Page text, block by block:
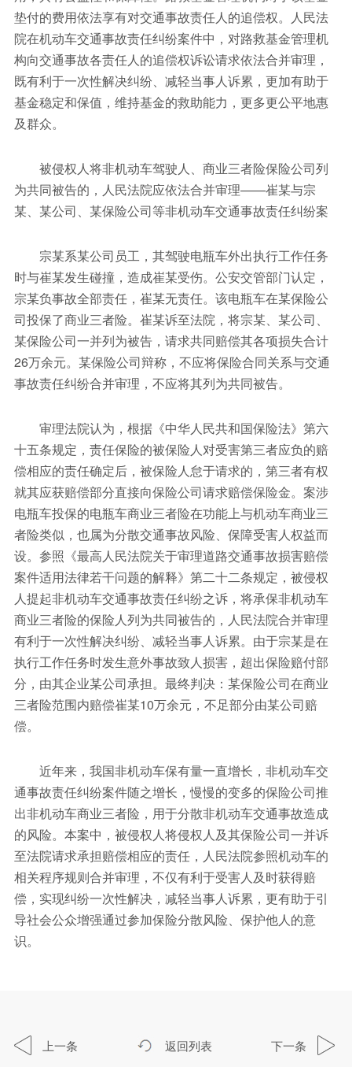
垫付的费用依法享有对交通事故责任人的追偿权。人民法
院在机动车交通事故责任纠纷案件中，对路救基金管理机
构向交通事故各责任人的追偿权诉讼请求依法合并审理，
既有利于一次性解决纠纷、减轻当事人诉累，更加有助于
基金稳定和保值，维持基金的救助能力，更多更公平地惠
及群众。
被侵权人将非机动车驾驶人、商业三者险保险公司列
为共同被告的，人民法院应依法合并审理——崔某与宗
某、某公司、某保险公司等非机动车交通事故责任纠纷案
宗某系某公司员工，其驾驶电瓶车外出执行工作任务
时与崔某发生碰撞，造成崔某受伤。公安交管部门认定，
宗某负事故全部责任，崔某无责任。该电瓶车在某保险公
司投保了商业三者险。崔某诉至法院，将宗某、某公司、
某保险公司一并列为被告，请求共同赔偿其各项损失合计
26万余元。某保险公司辩称，不应将保险合同关系与交通
事故责任纠纷合并审理，不应将其列为共同被告。
审理法院认为，根据《中华人民共和国保险法》第六
十五条规定，责任保险的被保险人对受害第三者应负的赔
偿相应的责任确定后，被保险人怠于请求的，第三者有权
就其应获赔偿部分直接向保险公司请求赔偿保险金。案涉
电瓶车投保的电瓶车商业三者险在功能上与机动车商业三
者险类似，也属为分散交通事故风险、保障受害人权益而
设。参照《最高人民法院关于审理道路交通事故损害赔偿
案件适用法律若干问题的解释》第二十二条规定，被侵权
人提起非机动车交通事故责任纠纷之诉，将承保非机动车
商业三者险的保险人列为共同被告的，人民法院合并审理
有利于一次性解决纠纷、减轻当事人诉累。由于宗某是在
执行工作任务时发生意外事故致人损害，超出保险赔付部
分，由其企业某公司承担。最终判决：某保险公司在商业
三者险范围内赔偿崔某10万余元，不足部分由某公司赔
偿。
近年来，我国非机动车保有量一直增长，非机动车交
通事故责任纠纷案件随之增长，慢慢的变多的保险公司推
出非机动车商业三者险，用于分散非机动车交通事故造成
的风险。本案中，被侵权人将侵权人及其保险公司一并诉
至法院请求承担赔偿相应的责任，人民法院参照机动车的
相关程序规则合并审理，不仅有利于受害人及时获得赔
偿，实现纠纷一次性解决，减轻当事人诉累，更有助于引
导社会公众增强通过参加保险分散风险、保护他人的意
识。
上一条 返回列表 下一条